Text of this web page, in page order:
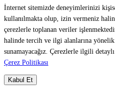
İnternet sitemizde deneyimlerinizi
kullanılmakta olup, izin vermeniz
çerezlerle toplanan veriler
halinde tercih ve ilgi alanlarına
sunamayacağız. Çerezlerle ilgili
Çerez Politikası
Kabul Et